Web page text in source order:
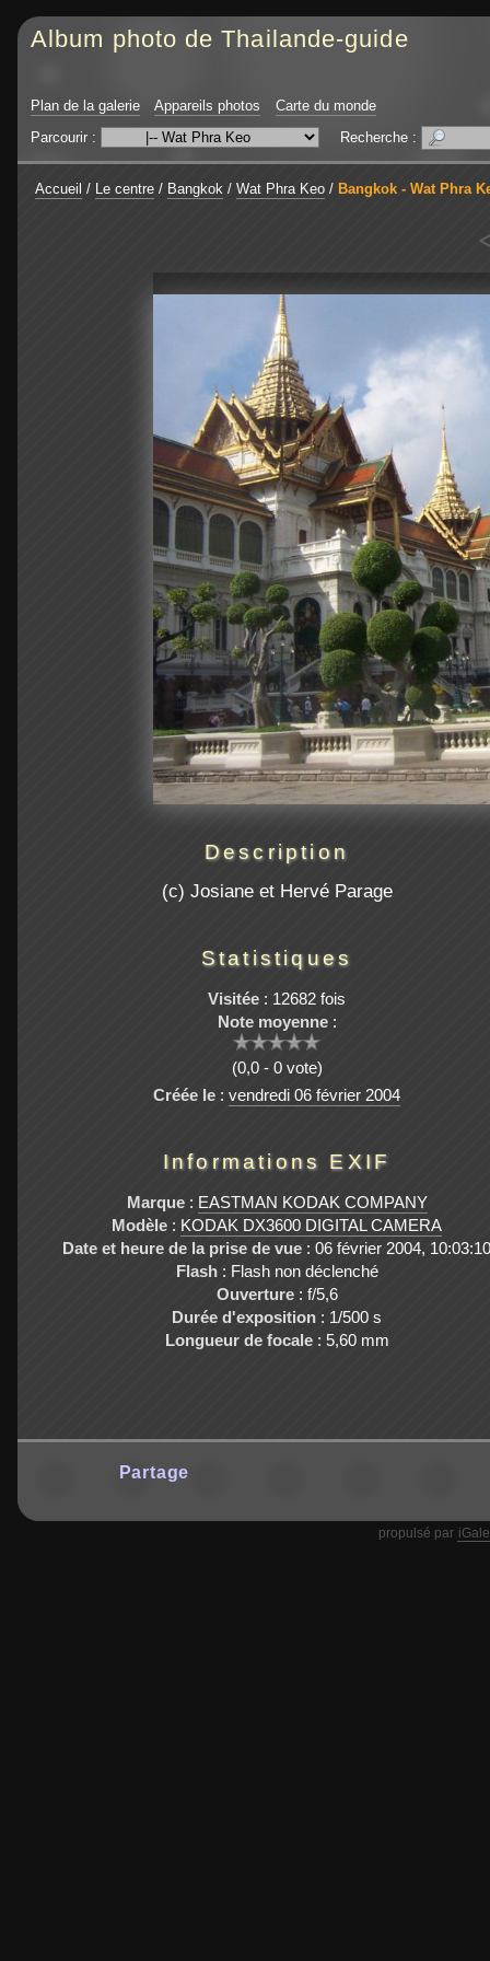
Album photo de Thailande-guide
Plan de la galerie Appareils photos
Carte du monde
Parcourir :
Recherche :
Accueil / Le centre / Bangkok / Wat Phra Keo / Bangkok - Wat Phra
Description
(c) Josiane et Hervé Parage
Statistiques
Visitée : 12682 fois
Note moyenne:
(0,0 - 0 vote)
Créée le : vendredi 06 février 2004
Informations EXIF
Marque: EASTMAN KODAK COMPANY
Modèle : KODAK DX3600 DIGITAL CAMERA
Date et heure de la prise de vue : 06 février 2004, 10:03:10
Flash: Flash non déclenché
Ouverture: f/5,6
Durée d'exposition : 1/500 s
Longueur de focale: 5,60 mm
Partage
propulsé par